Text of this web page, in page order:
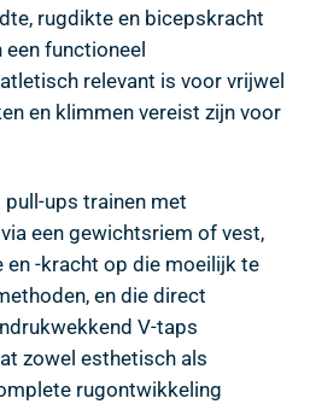
rugdikte en bicepskracht
functioneel
relevant is voor vrijwel
en klimmen vereist zijn voor
ups trainen met
een gewichtsriem of vest,
en -kracht op die moeilijk te
en die direct
V-taps
zowel esthetisch als
rugontwikkeling